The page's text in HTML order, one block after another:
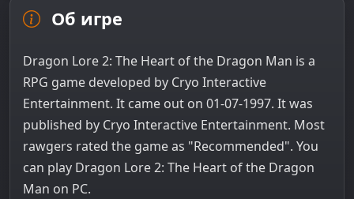
Об игре
Dragon Lore 2: The Heart of the Dragon Man is a
RPG game developed by Cryo Interactive
Entertainment. It came out on 01-07-1997. It was
published by Cryo Interactive Entertainment. Most
rawgers rated the game as "Recommended". You
can play Dragon Lore 2: The Heart of the Dragon
Man on PC.